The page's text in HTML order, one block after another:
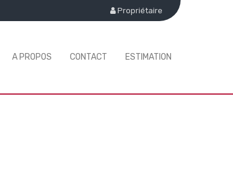
Propriétaire
A PROPOS CONTACT ESTIMATION